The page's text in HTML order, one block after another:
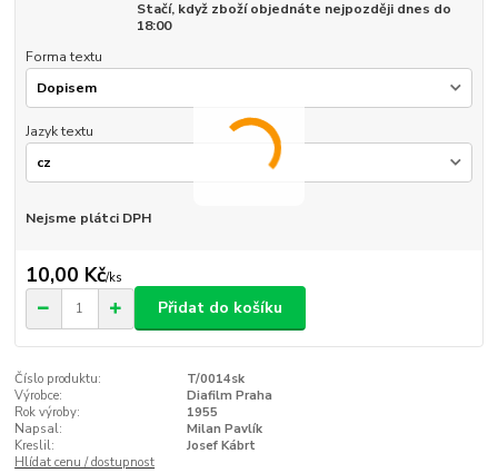
Stačí, když zboží objednáte nejpozději dnes do
18:00
Forma textu
Jazyk textu
Nejsme plátci DPH
10,00 Kč/ks
Přidat do košíku
Číslo produktu:
T/0014sk
Výrobce:
Diafilm Praha
Rok výroby:
1955
Napsal:
Milan Pavlík
Kreslil:
Josef Kábrt
Hlídat cenu / dostupnost